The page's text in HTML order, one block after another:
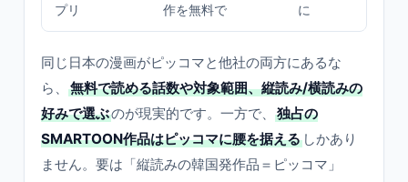
プリ
作を無料で
に
同じ日本の漫画がピッコマと他社の両方にあるな
ら、
無料で読める話数や対象範囲、縦読み/横読みの
好みで選ぶのが現実的です。一方で、
独占の
SMARTOON作品はピッコマに腰を据える しかあり
ません。要は「縦読みの韓国発作品＝ピッコマ」